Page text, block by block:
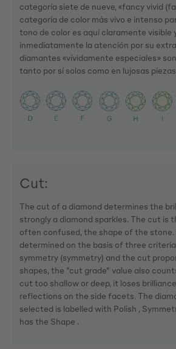
categoría siete de nueve, «fancy vivid
categoría de color más vivo e intenso
tono de color es aquí claramente visible
inmediatamente la atención por su
diamantes «vívidamente especiales»
tanto por sí solos como en lujosas
Cut:
The cut of a diamond determines the
strongly a diamond sparkles. The cut is
often confused, the shape of the stone.
determined on the basis of three
symmetry (symmetry) and the cut
shapes, the "cut grade" value also
cut too shallow or deep, it loses
reflections on the side facets. The
selected is labelled with Polish ,
has the Shape .